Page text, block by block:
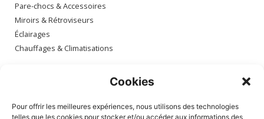
Cookies
Pour offrir les meilleures expériences, nous utilisons des technologies
telles que les cookies pour stocker et/ou accéder aux informations des
Pare-chocs & Accessoires
Miroirs & Rétroviseurs
Éclairages
Chauffages & Climatisations
Mon compte
Mes commandes